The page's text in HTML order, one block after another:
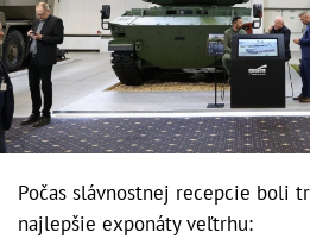
Počas slávnostnej recepcie boli
najlepšie exponáty veľtrhu: